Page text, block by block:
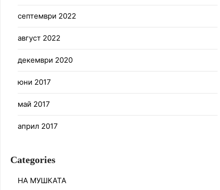
септември 2022
август 2022
декември 2020
юни 2017
май 2017
април 2017
Categories
НА МУШКАТА